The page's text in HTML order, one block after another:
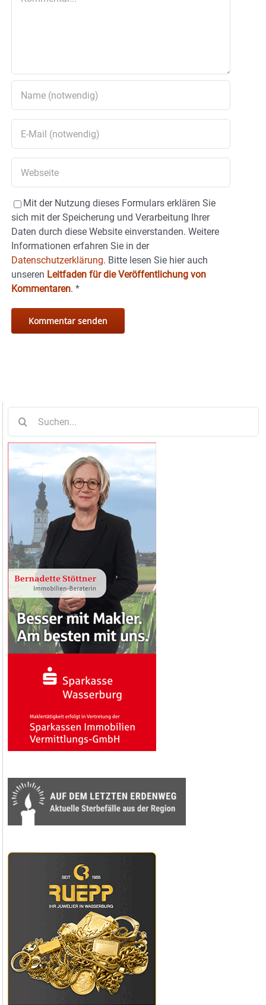
Mit der Nutzung dieses Formulars erklären Sie
sich mit der Speicherung und Verarbeitung Ihrer
Daten durch diese Website einverstanden. Weitere
Informationen erfahren Sie in der
Datenschutzerklärung. Bitte lesen Sie hier auch
unseren Leitfaden für die Veröffentlichung von
Kommentaren. *
nach: